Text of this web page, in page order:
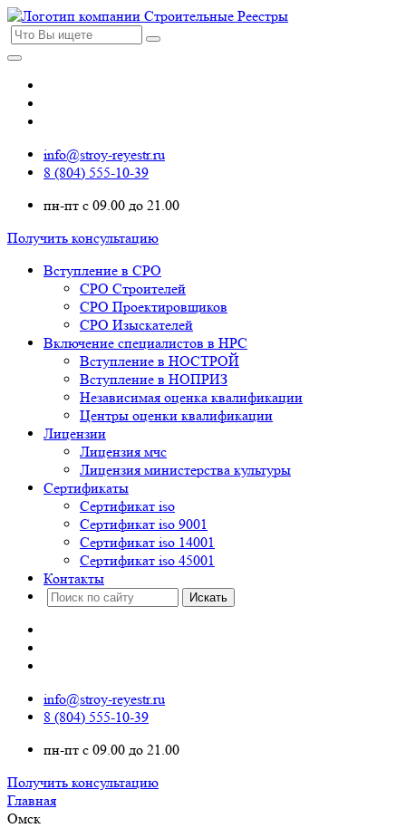
info@stroy-reyestr.ru
8 (804) 555-10-39
пн-пт с 09.00 до 21.00
Получить консультацию
Вступление в СРО
СРО Строителей
СРО Проектировщиков
СРО Изыскателей
Включение специалистов в НРС
Вступление в НОСТРОЙ
Вступление в НОПРИЗ
Независимая оценка квалификации
Центры оценки квалификации
Лицензии
Лицензия мчс
Лицензия министерства культуры
Сертификаты
Сертификат iso
Сертификат iso 9001
Сертификат iso 14001
Сертификат iso 45001
Контакты
info@stroy-reyestr.ru
8 (804) 555-10-39
пн-пт с 09.00 до 21.00
Получить консультацию
Главная
Омск